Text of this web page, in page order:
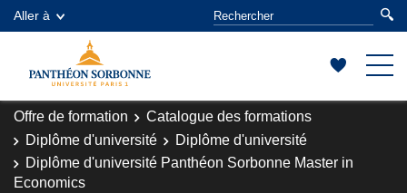
Aller à
Offre de formation
Catalogue des formations
Diplôme d'université
Diplôme d'université
Diplôme d'université Panthéon Sorbonne Master in
Economics